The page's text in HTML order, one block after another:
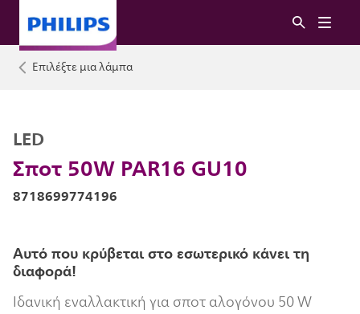
Επιλέξτε μια λάμπα
Σποτ 50W PAR16 GU10
LED
8718699774196
Αυτό που κρύβεται στο εσωτερικό κάνει τη
διαφορά!
Ιδανική εναλλακτική για σποτ αλογόνου 50 W